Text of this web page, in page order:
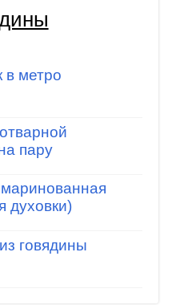
в метро
пару
духовки)
говядины